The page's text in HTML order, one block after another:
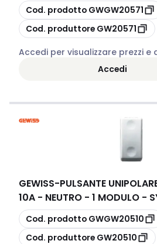
copia
Cod. prodotto GWGW20571
copia
Cod. produttore GW20571
Accedi per visualizzare prezzi e
Accedi
GEWISS-PULSANTE
10A - NEUTRO - 1 MODULO -
copia
Cod. prodotto GWGW20510
copia
Cod. produttore GW20510